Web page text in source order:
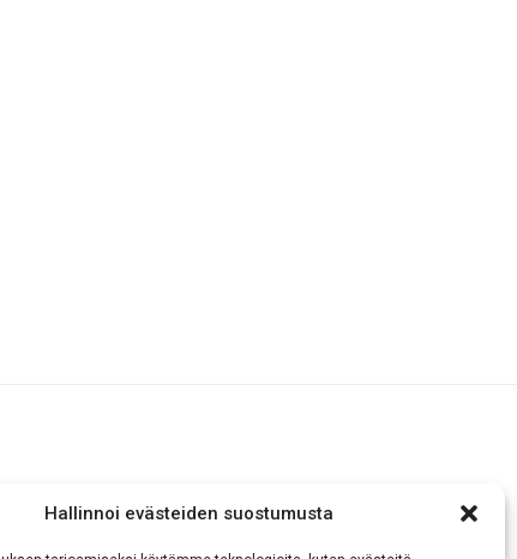
Hallinnoi evästeiden suostumusta